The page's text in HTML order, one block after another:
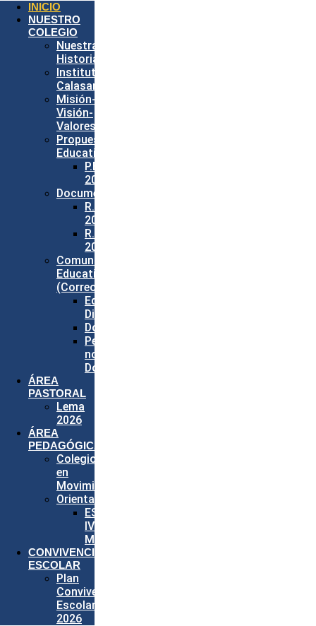
INICIO
NUESTRO
COLEGIO
Nuestra
Historia
Instituto
Calasancio
Misión-
Visión-
Valores
Propuesta
Educativa
P.E.I.
2026
Documentos
R.I.E.
2026
R.E.P.
2026
Comunidad
Educativa
(Correos)
Equipo
Directivo
Docentes
Personal
no
Docente
ÁREA
PASTORAL
Lema
2026
ÁREA
PEDAGÓGICA
Colegio
en
Movimiento
Orientación
ESPECIAL
IV
MEDIOS
CONVIVENCIA
ESCOLAR
Plan
Convivencia
Escolar
2026